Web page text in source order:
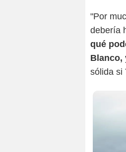
"Por
debería
qué
Blanco,
sólida si